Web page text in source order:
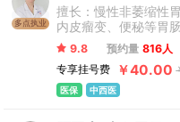
多点执业
擅长：慢性非萎缩性
内皮瘤变、便秘等胃
9.8 预约量 816人
专享挂号费
￥40.00
医保 中西医